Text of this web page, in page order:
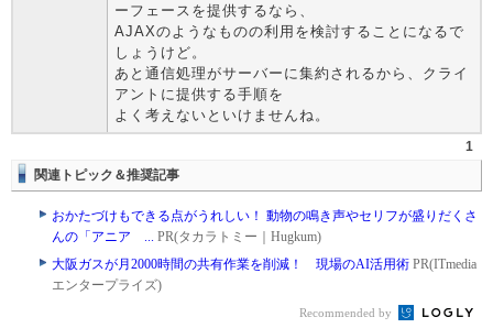
ーフェースを提供するなら、
AJAXのようなものの利用を検討することになるで
しょうけど。
あと通信処理がサーバーに集約されるから、クライ
アントに提供する手順を
よく考えないといけませんね。
1
関連トピック＆推奨記事
おかたづけもできる点がうれしい！ 動物の鳴き声やセリフが盛りだくさ
んの「アニア ... PR(タカラトミー｜Hugkum)
大阪ガスが月2000時間の共有作業を削減！ 現場のAI活用術 PR(ITmedia
エンタープライズ)
Recommended by